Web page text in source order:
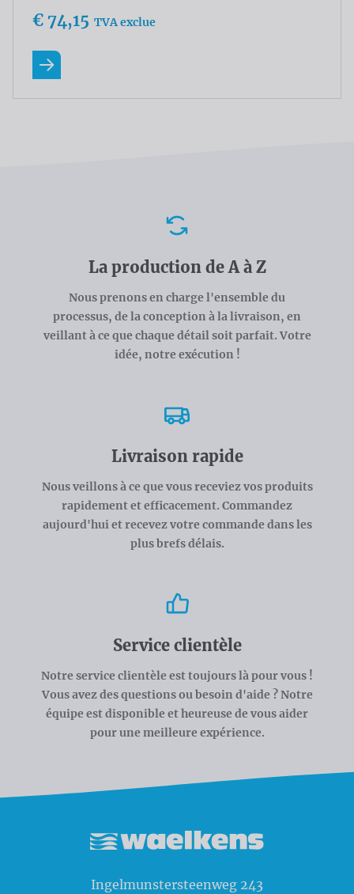
€ 74,15 TVA exclue
En savoir plus
La production de A à Z
Nous prenons en charge l'ensemble du
processus, de la conception à la livraison, en
veillant à ce que chaque détail soit parfait. Votre
idée, notre exécution !
Livraison rapide
Nous veillons à ce que vous receviez vos produits
rapidement et efficacement. Commandez
aujourd'hui et recevez votre commande dans les
plus brefs délais.
Service clientèle
Notre service clientèle est toujours là pour vous !
Vous avez des questions ou besoin d'aide ? Notre
équipe est disponible et heureuse de vous aider
pour une meilleure expérience.
Ingelmunstersteenweg 243